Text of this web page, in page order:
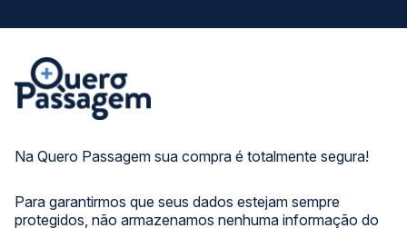
Na Quero Passagem sua compra é totalmente segura!
Para garantirmos que seus dados estejam sempre
protegidos, não armazenamos nenhuma informação do